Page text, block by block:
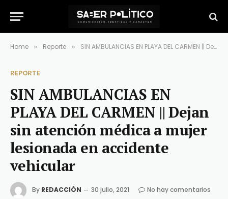
Home » Reporte » SIN AMBULANCIAS EN PLAYA DEL CARMEN || Dejan sin atención médica a mujer lesionada en accidente vehicular
REPORTE
SIN AMBULANCIAS EN
PLAYA DEL CARMEN || Dejan
sin atención médica a mujer
lesionada en accidente
vehicular
By REDACCIÓN 30 julio, 2021
No hay comentarios